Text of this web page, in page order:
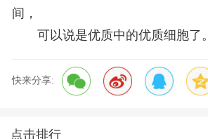
间，
可以说是优质中的优质细胞了。
快来分享:
点击排行